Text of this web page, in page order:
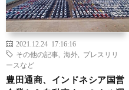
2021.12.24 17:16:16
その他の記事
海外
プレスリリ
ースなど
豊田通商、インドネシア国営